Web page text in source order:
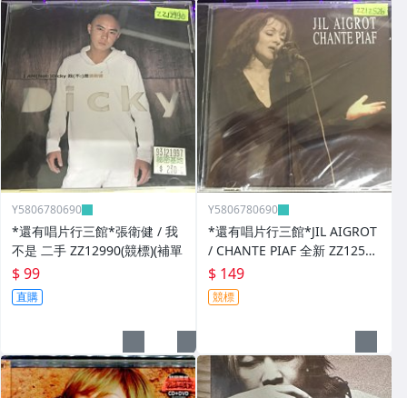
Y5806780690
*還有唱片行三館*張衛健 / 我
不是 二手 ZZ12990(競標)(補單
$ 99
直購
Y5806780690
*還有唱片行三館*JIL AIGROT
/ CHANTE PIAF 全新 ZZ12526
(競標)
$ 149
競標